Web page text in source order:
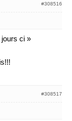
#308516
ci »
#308517